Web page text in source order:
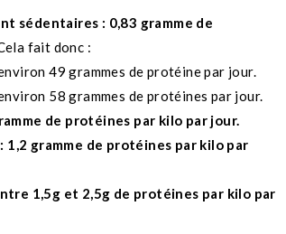
sédentaires : 0,83 gramme de
fait donc :
49 grammes de protéine par jour.
58 grammes de protéines par jour.
de protéines par kilo par jour.
1,2 gramme de protéines par kilo par
1,5g et 2,5g de protéines par kilo par